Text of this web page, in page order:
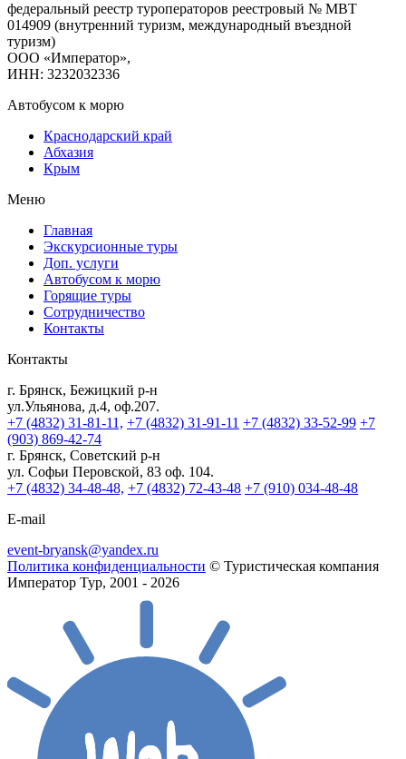
федеральный реестр туроператоров реестровый № МВТ
014909 (внутренний туризм, международный въездной
туризм)
ООО «Император»,
ИНН: 3232032336
Автобусом к морю
Краснодарский край
Абхазия
Крым
Меню
Главная
Экскурсионные туры
Доп. услуги
Автобусом к морю
Горящие туры
Сотрудничество
Контакты
Контакты
г. Брянск, Бежицкий р-н
ул.Ульянова, д.4, оф.207.
+7 (4832) 31-81-11, +7 (4832) 31-91-11 +7 (4832) 33-52-99 +7
(903) 869-42-74
г. Брянск, Советский р-н
ул. Софьи Перовской, 83 оф. 104.
+7 (4832) 34-48-48, +7 (4832) 72-43-48 +7 (910) 034-48-48
E-mail
event-bryansk@yandex.ru
Политика конфиденциальности © Туристическая компания
Император Тур, 2001 - 2026